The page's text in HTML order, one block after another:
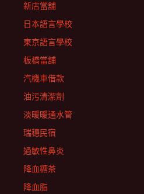
新店當舖
日本語言學校
東京語言學校
板橋當舖
汽機車借款
油污清潔劑
淡暖暖通水管
瑞穗民宿
過敏性鼻炎
降血糖茶
降血脂